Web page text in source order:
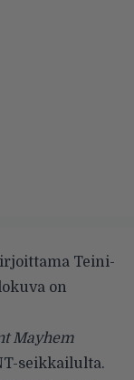
Teini-
on
Mayhem
seikkailulta.